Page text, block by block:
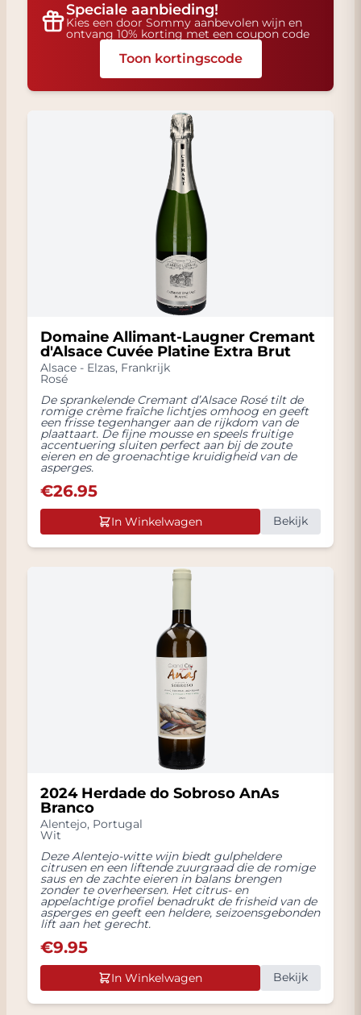
Speciale aanbieding!
Kies een door Sommy aanbevolen wijn en
ontvang 10% korting met een coupon code
Toon kortingscode
Domaine Allimant-Laugner Cremant
d'Alsace Cuvée Platine Extra Brut
Alsace - Elzas, Frankrijk
Rosé
De sprankelende Cremant d’Alsace Rosé tilt de
romige crème fraîche lichtjes omhoog en geeft
een frisse tegenhanger aan de rijkdom van de
plaattaart. De fijne mousse en speels fruitige
accentuering sluiten perfect aan bij de zoute
eieren en de groenachtige kruidigheid van de
asperges.
€26.95
In Winkelwagen Bekijk
2024 Herdade do Sobroso AnAs
Branco
Alentejo, Portugal
Wit
Deze Alentejo-witte wijn biedt gulpheldere
citrusen en een liftende zuurgraad die de romige
saus en de zachte eieren in balans brengen
zonder te overheersen. Het citrus- en
appelachtige profiel benadrukt de frisheid van de
asperges en geeft een heldere, seizoensgebonden
lift aan het gerecht.
€9.95
In Winkelwagen Bekijk